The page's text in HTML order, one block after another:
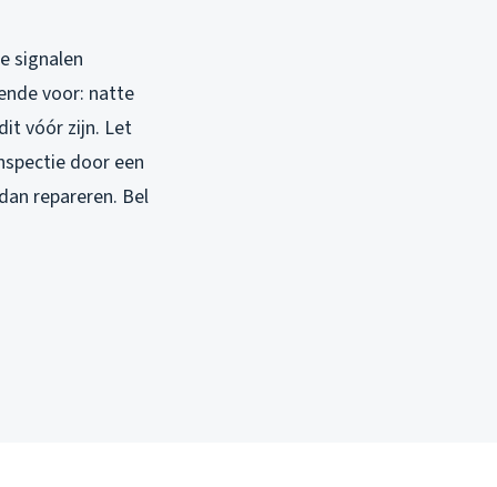
signalen
voor: natte
vóór zijn. Let
door een
repareren. Bel